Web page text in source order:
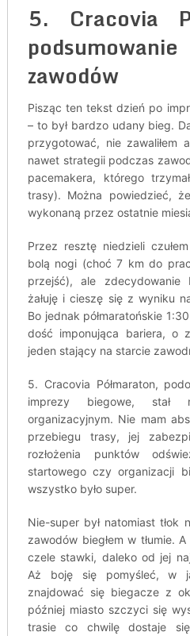
5. Cracovia
zawodów
Pisząc ten tekst dzień po
– to był bardzo udany bieg.
przygotować, nie zawaliłem
nawet strategii podczas
pacemakera, którego
trasy). Można powiedzieć,
wykonaną przez ostatnie
Przez resztę niedzieli
bolą nogi (choć 7 km do
przejść), ale
żałuję i cieszę się z wyniku
Bo jednak półmaratońskie
dość imponująca bariera, o
jeden stający na starcie
5. Cracovia Półmaraton,
imprezy biegowe, stał
organizacyjnym. Nie mam
przebiegu trasy, jej
rozłożenia punktów
startowego czy organizacji
wszystko było super.
Nie-super był natomiast tłok
zawodów biegłem w tłumie.
czele stawki, daleko od jej
Aż boję się pomyśleć, w
znajdować się biegacze z
później miasto szczyci się
trasie co chwilę dostaje